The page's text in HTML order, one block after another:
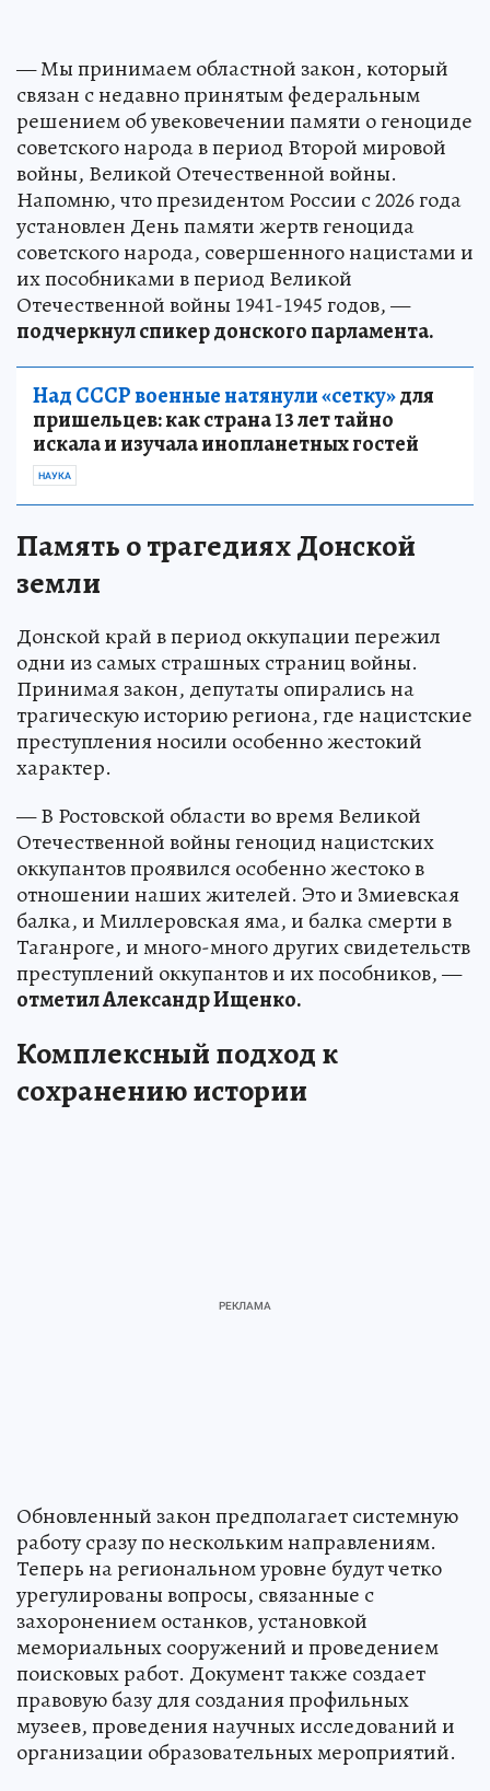
— Мы принимаем областной закон, который
связан с недавно принятым федеральным
решением об увековечении памяти о геноциде
советского народа в период Второй мировой
войны, Великой Отечественной войны.
Напомню, что президентом России с 2026 года
установлен День памяти жертв геноцида
советского народа, совершенного нацистами и
их пособниками в период Великой
Отечественной войны 1941-1945 годов, —
подчеркнул спикер донского парламента.
Над СССР военные натянули «сетку»для
пришельцев: как страна 13 лет тайно
искала и изучала инопланетных гостей
НАУКА
Память о трагедиях Донской
земли
Донской край в период оккупации пережил
одни из самых страшных страниц войны.
Принимая закон, депутаты опирались на
трагическую историю региона, где нацистские
преступления носили особенно жестокий
характер.
— В Ростовской области во время Великой
Отечественной войны геноцид нацистских
оккупантов проявился особенно жестоко в
отношении наших жителей. Это и Змиевская
балка, и Миллеровская яма, и балка смерти в
Таганроге, и много-много других свидетельств
преступлений оккупантов и их пособников, —
отметил Александр Ищенко.
Комплексный подход к
сохранению истории
Обновленный закон предполагает системную
работу сразу по нескольким направлениям.
Теперь на региональном уровне будут четко
урегулированы вопросы, связанные с
захоронением останков, установкой
мемориальных сооружений и проведением
поисковых работ. Документ также создает
правовую базу для создания профильных
музеев, проведения научных исследований и
организации образовательных мероприятий.